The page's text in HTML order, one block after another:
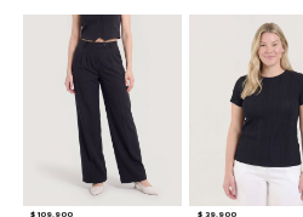
$ 109.900 $ 39.900